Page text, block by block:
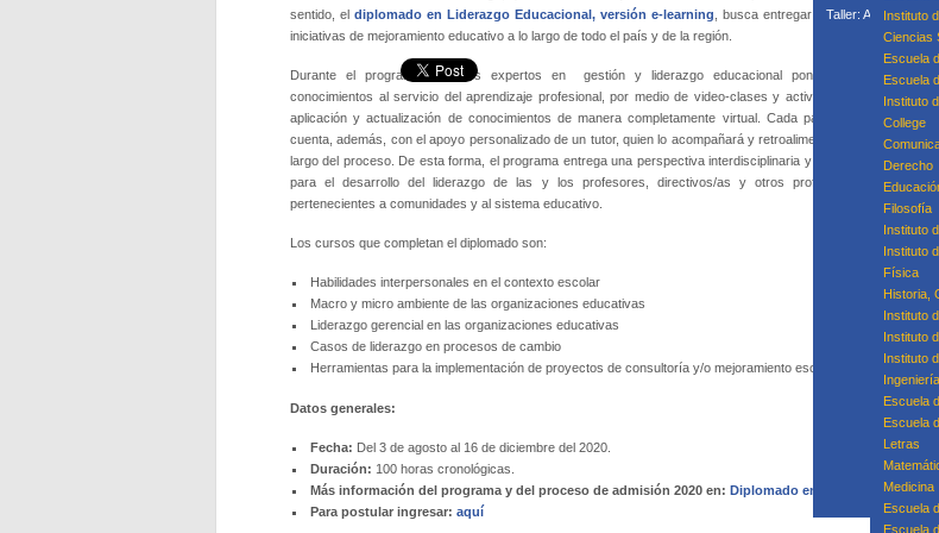
Instituto
Ciencias
Escuela
Escuela
Instituto
College
Derecho
Filosofía
Instituto
Instituto
Física
Historia,
Instituto
Instituto
Instituto
Ingeniería
Escuela
Escuela
Letras
Medicina
Escuela
Escuela
Taller:
sentido, el diplomado en Liderazgo Educacional, versión e-learning , busca entregar herramientas
iniciativas de mejoramiento educativo a lo largo de todo el país y de la región.
Durante el programa, distintos expertos en gestión y liderazgo educacional pondrán sus
conocimientos al servicio del aprendizaje profesional, por medio de video-clases y actividades de
aplicación y actualización de conocimientos de manera completamente virtual. Cada participante
cuenta, además, con el apoyo personalizado de un tutor, quien lo acompañará y retroalimentará a lo
largo del proceso. De esta forma, el programa entrega una perspectiva interdisciplinaria y sistémica
para el desarrollo del liderazgo de las y los profesores, directivos/as y otros profesionales
pertenecientes a comunidades y al sistema educativo.
Los cursos que completan el diplomado son:
Habilidades interpersonales en el contexto escolar
Macro y micro ambiente de las organizaciones educativas
Liderazgo gerencial en las organizaciones educativas
Casos de liderazgo en procesos de cambio
Herramientas para la implementación de proyectos de consultoría y/o mejoramiento escolar
Datos generales:
Fecha: Del 3 de agosto al 16 de diciembre del 2020.
Duración: 100 horas cronológicas.
Más información del programa y del proceso de admisión 2020 en: Diplomado en Liderazgo
Para postular ingresar: aquí